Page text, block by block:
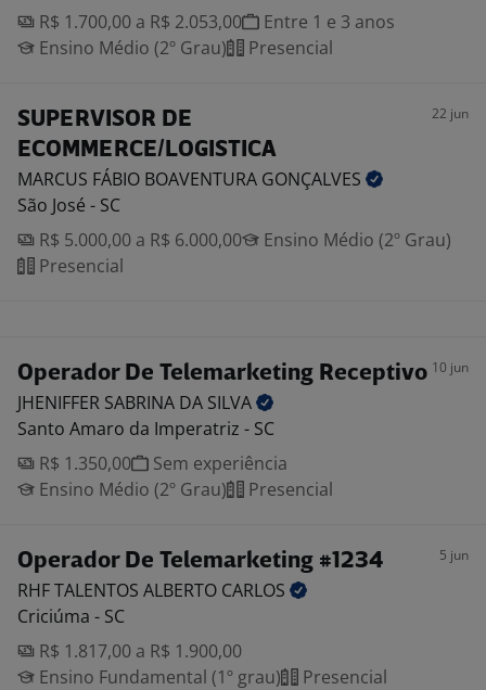
R$ 1.700,00 a R$ 2.053,00
Entre 1 e 3 anos
Ensino Médio (2º Grau)
Presencial
SUPERVISOR DE
ECOMMERCE/LOGISTICA
22 jun
MARCUS FÁBIO BOAVENTURA GONÇALVES
São José - SC
R$ 5.000,00 a R$ 6.000,00
Ensino Médio (2º Grau)
Presencial
Operador De Telemarketing Receptivo 10 jun
JHENIFFER SABRINA DA SILVA
Santo Amaro da Imperatriz - SC
R$ 1.350,00
Sem experiência
Ensino Médio (2º Grau)
Presencial
Operador De Telemarketing #1234 5 jun
RHF TALENTOS ALBERTO CARLOS
Criciúma - SC
R$ 1.817,00 a R$ 1.900,00
Ensino Fundamental (1º grau)
Presencial